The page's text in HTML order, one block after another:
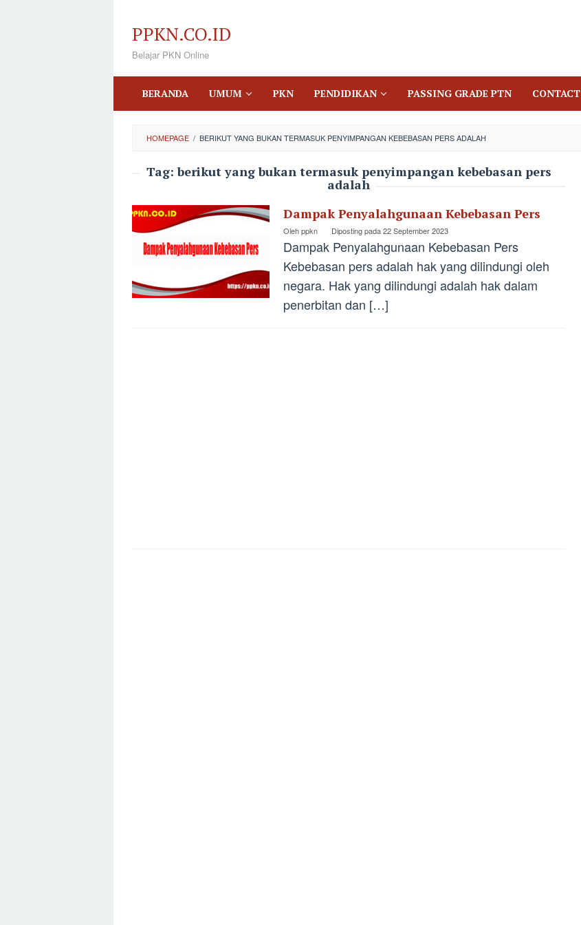
konten
PPKN.CO.ID
Belajar PKN Online
BERANDA UMUM PKN PENDIDIKAN PASSING GRADE PTN CONTACT
HOMEPAGE / BERIKUT YANG BUKAN TERMASUK PENYIMPANGAN KEBEBASAN PERS ADALAH
Tag:berikut yang bukan termasuk penyimpangan kebebasan pers
adalah
Dampak Penyalahgunaan Kebebasan Pers
Olehppkn Diposting pada22 September 2023
Dampak Penyalahgunaan Kebebasan Pers
Kebebasan pers adalah hak yang dilindungi oleh
negara. Hak yang dilindungi adalah hak dalam
penerbitan dan […]